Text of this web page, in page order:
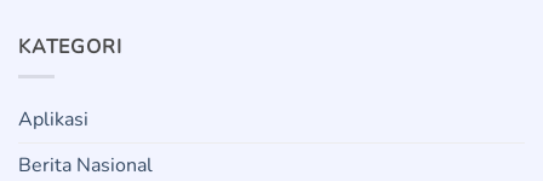
KATEGORI
Aplikasi
Berita Nasional